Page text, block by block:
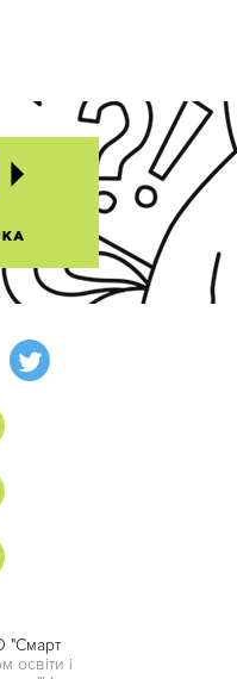
"Смарт
освіти і